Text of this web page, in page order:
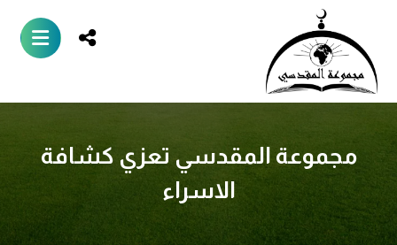
مجموعة المقدسي تعزي كشافة
الاسراء